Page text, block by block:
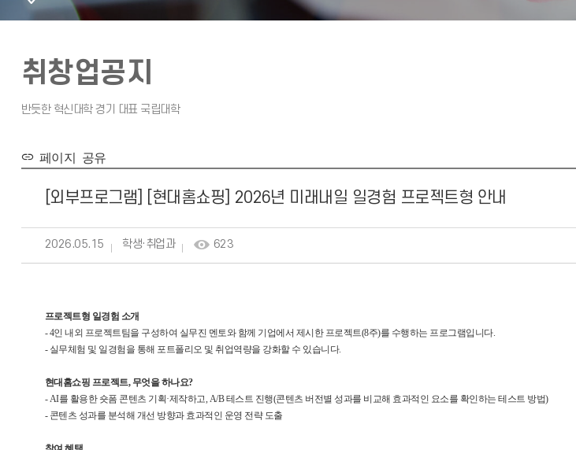
취창업공지
페이지 공유
[외부프로그램] [현대홈쇼핑] 2026년 미래내일 일경험 프로젝트형 안내
2026.05.15 학생·취업과 623
프로젝트형 일경험 소개
- 4인 내외 프로젝트팀을 구성하여 실무진 멘토와 함께 기업에서 제시한 프로젝트(8주)를 수행하는 프로그램입니다.
- 실무체험 및 일경험을 통해 포트폴리오 및 취업역량을 강화할 수 있습니다.
현대홈쇼핑 프로젝트, 무엇을 하나요?
- AI를 활용한 숏폼 콘텐츠 기획·제작하고, A/B 테스트 진행(콘텐츠 버전별 성과를 비교해 효과적인 요소를 확인하는 테스트 방법)
- 콘텐츠 성과를 분석해 개선 방향과 효과적인 운영 전략 도출